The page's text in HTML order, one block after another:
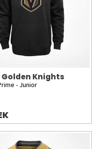
Golden Knights
- Junior